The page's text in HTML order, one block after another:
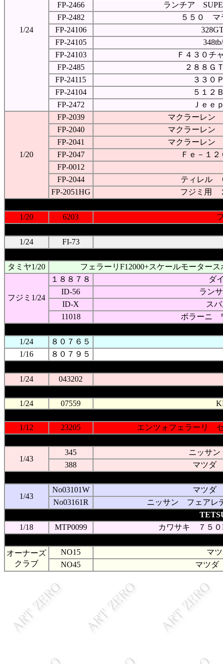
1/24
FP-2466
ランチア
FP-2482
５５０ マ
FP-24106
FP-24105
FP-24103
Ｆ４３０チ
FP-2485
２８８
FP-24115
３３０
FP-24104
５１２
FP-2472
Ｊｅ
1/20
FP-2039
マクラーレン
FP-2040
マクラーレン
FP-2041
マクラーレン
FP-2047
Ｆｅ－１
FP-0012
FP-2044
ティレル
FP-2051HG
フジミ用
1/20 6203
1/24 FI-73
タミヤ1/20 フェラーリF12000+スケールモーター
フジミ1/24
１８８７８
ダ
ID-56
ラン
ID-X
ス
11018
ボラーニ
1/24
８０７６５
1/16
８０７９５
1/24 043202
1/24 07559
1/12 23205 エンツォフェラーリ
1/43
345
ニッサ
388
マツダ
1/43
No03101W
マツダ
No03161R
ニッサン フェア
1/18
MTP0099 カワサキ ７５０
オーナーズ
クラブ
NO15
マ
NO45
マツ